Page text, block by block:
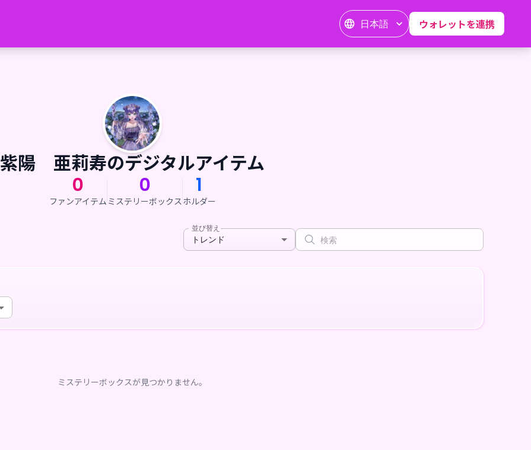
日本語 ウォレットを連携
紫陽 亜莉寿のデジタルアイテム
0
ファンアイテム
0
ミステリーボックス
1
ホルダー
並び替え
トレンド
ミステリーボックスが見つかりません。